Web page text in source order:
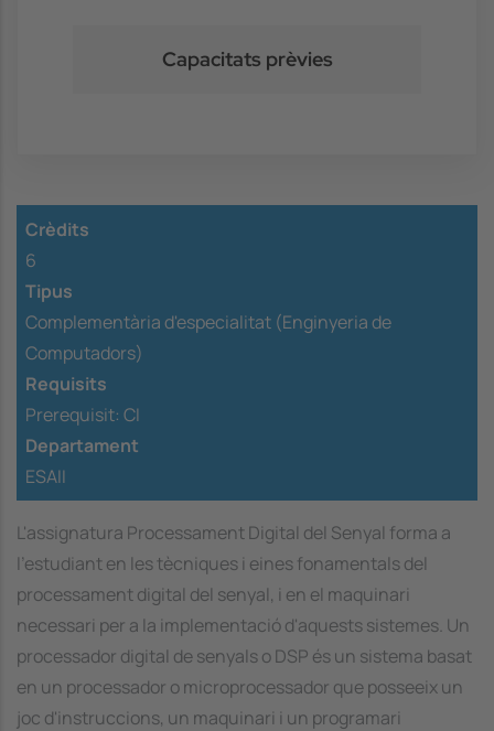
Capacitats prèvies
Crèdits
6
Tipus
Complementària d'especialitat (Enginyeria de
Computadors)
Requisits
Prerequisit: CI
Departament
ESAII
L'assignatura Processament Digital del Senyal forma a
l'estudiant en les tècniques i eines fonamentals del
processament digital del senyal, i en el maquinari
necessari per a la implementació d'aquests sistemes. Un
processador digital de senyals o DSP és un sistema basat
en un processador o microprocessador que posseeix un
joc d'instruccions, un maquinari i un programari